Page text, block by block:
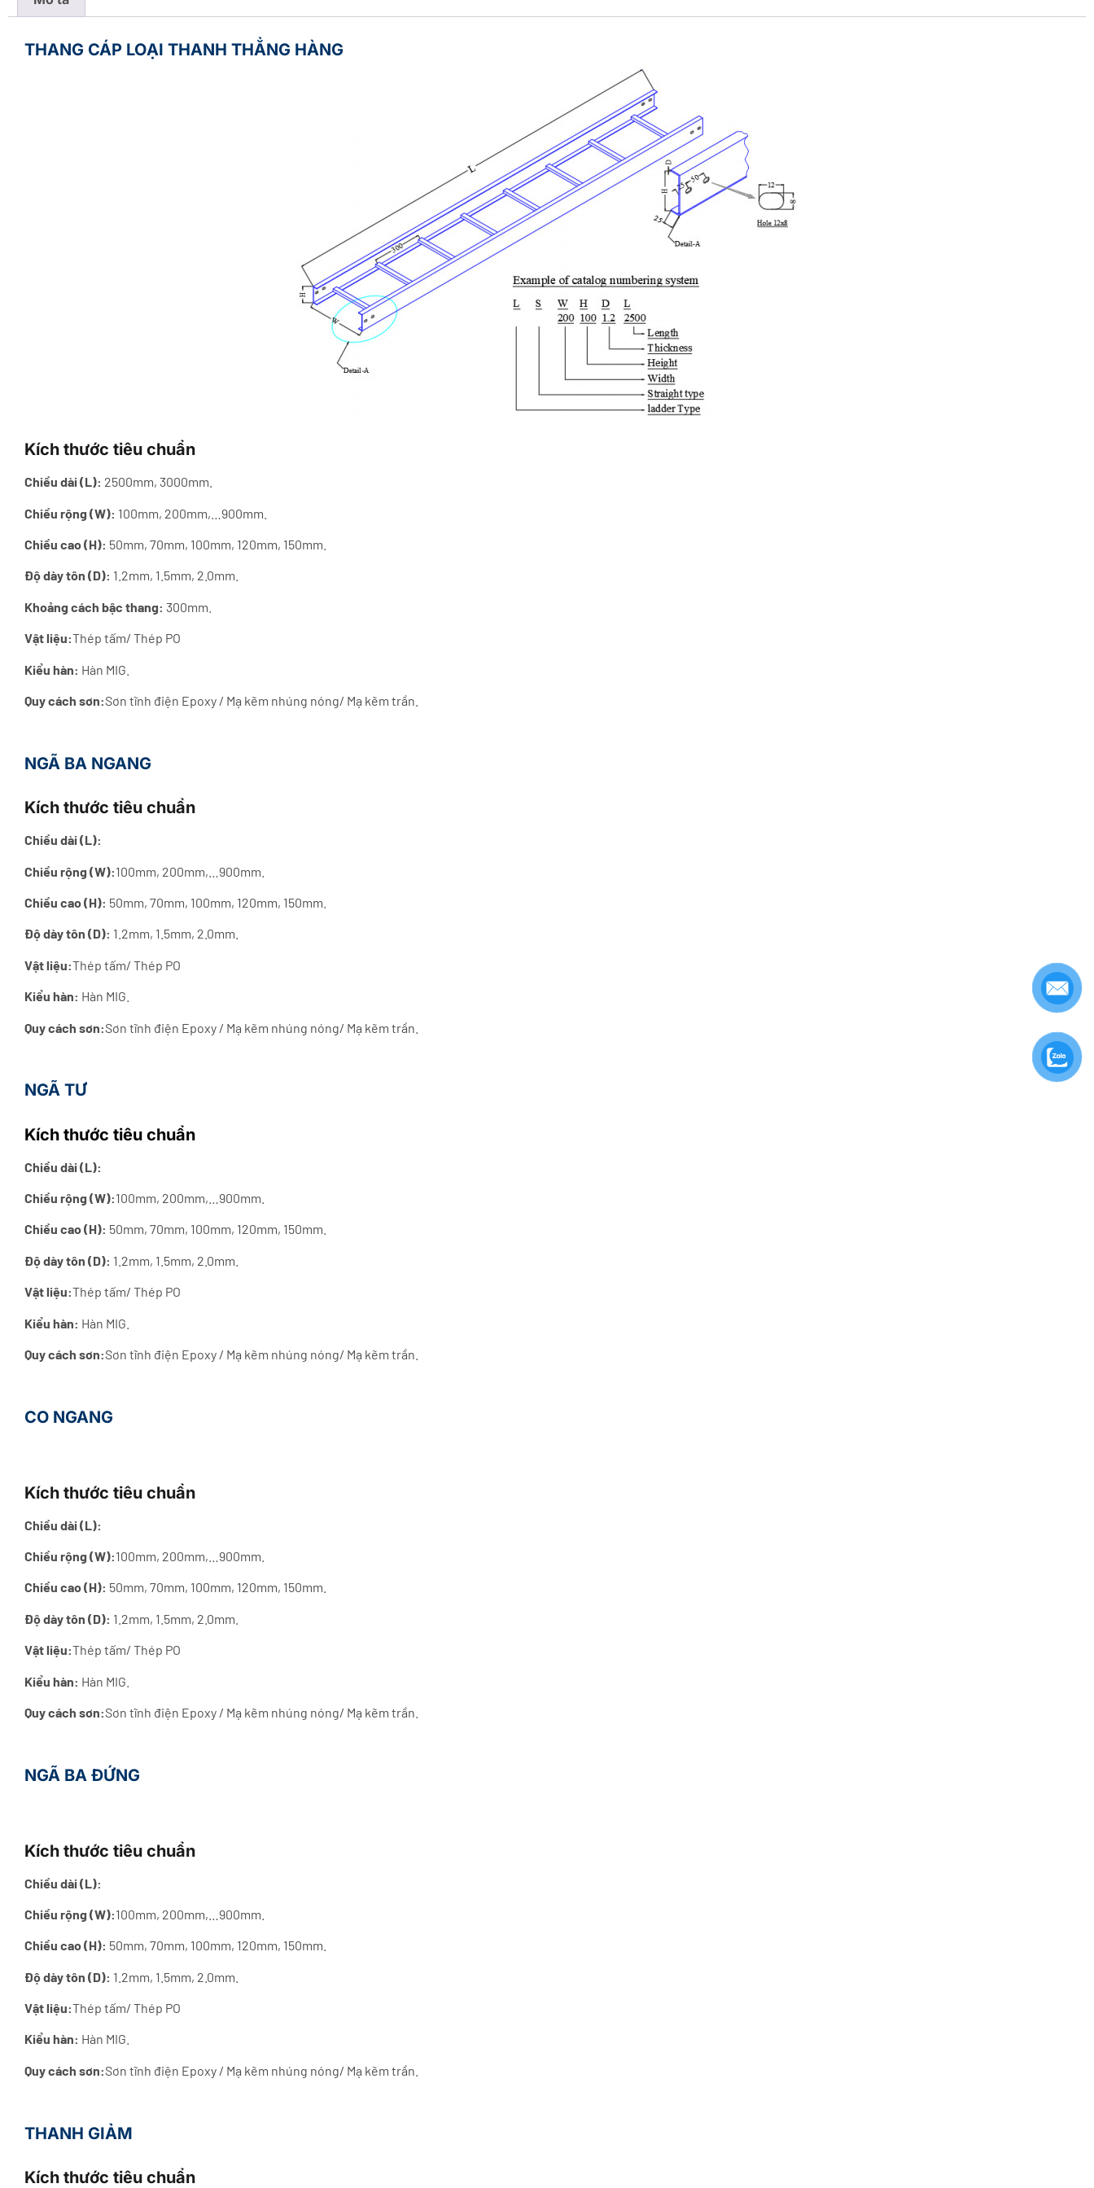
THANG CÁP LOẠI THANH THẲNG HÀNG
Kích thước tiêu chuẩn
Chiều dài (L): 2500mm, 3000mm.
Chiều rộng (W): 100mm, 200mm,…900mm.
Chiều cao (H): 50mm, 70mm, 100mm, 120mm, 150mm.
Độ dày tôn (D): 1.2mm, 1.5mm, 2.0mm.
Khoảng cách bậc thang: 300mm.
Vật liệu:Thép tấm/ Thép PO
Kiểu hàn: Hàn MIG.
Quy cách sơn:Sơn tĩnh điện Epoxy / Mạ kẽm nhúng nóng/ Mạ kẽm trần.
NGÃ BA NGANG
Kích thước tiêu chuẩn
Chiều dài (L):
Chiều rộng (W):100mm, 200mm,…900mm.
Chiều cao (H): 50mm, 70mm, 100mm, 120mm, 150mm.
Độ dày tôn (D): 1.2mm, 1.5mm, 2.0mm.
Vật liệu:Thép tấm/ Thép PO
Kiểu hàn: Hàn MIG.
Quy cách sơn:Sơn tĩnh điện Epoxy / Mạ kẽm nhúng nóng/ Mạ kẽm trần.
NGÃ TƯ
Kích thước tiêu chuẩn
Chiều dài (L):
Chiều rộng (W):100mm, 200mm,…900mm.
Chiều cao (H): 50mm, 70mm, 100mm, 120mm, 150mm.
Độ dày tôn (D): 1.2mm, 1.5mm, 2.0mm.
Vật liệu:Thép tấm/ Thép PO
Kiểu hàn: Hàn MIG.
Quy cách sơn:Sơn tĩnh điện Epoxy / Mạ kẽm nhúng nóng/ Mạ kẽm trần.
CO NGANG
Kích thước tiêu chuẩn
Chiều dài (L):
Chiều rộng (W):100mm, 200mm,…900mm.
Chiều cao (H): 50mm, 70mm, 100mm, 120mm, 150mm.
Độ dày tôn (D): 1.2mm, 1.5mm, 2.0mm.
Vật liệu:Thép tấm/ Thép PO
Kiểu hàn: Hàn MIG.
Quy cách sơn:Sơn tĩnh điện Epoxy / Mạ kẽm nhúng nóng/ Mạ kẽm trần.
NGÃ BA ĐỨNG
Kích thước tiêu chuẩn
Chiều dài (L):
Chiều rộng (W):100mm, 200mm,…900mm.
Chiều cao (H): 50mm, 70mm, 100mm, 120mm, 150mm.
Độ dày tôn (D): 1.2mm, 1.5mm, 2.0mm.
Vật liệu:Thép tấm/ Thép PO
Kiểu hàn: Hàn MIG.
Quy cách sơn:Sơn tĩnh điện Epoxy / Mạ kẽm nhúng nóng/ Mạ kẽm trần.
THANH GIẢM
Kích thước tiêu chuẩn